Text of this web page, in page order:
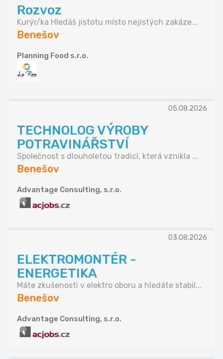
Rozvoz
Kurýr/ka Hledáš jistotu místo nejistých zakáze...
Benešov
Planning Food s.r.o.
05.08.2026
TECHNOLOG VÝROBY
POTRAVINÁŘSTVÍ
Společnost s dlouholetou tradicí, která vznikla ...
Benešov
Advantage Consulting, s.r.o.
03.08.2026
ELEKTROMONTÉR -
ENERGETIKA
Máte zkušenosti v elektro oboru a hledáte stabil...
Benešov
Advantage Consulting, s.r.o.